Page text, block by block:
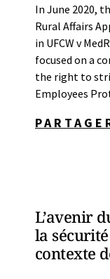
In June 2020,
Rural Affairs
in UFCW v
focused on a
the right to
Employees
L’avenir
la
contexte